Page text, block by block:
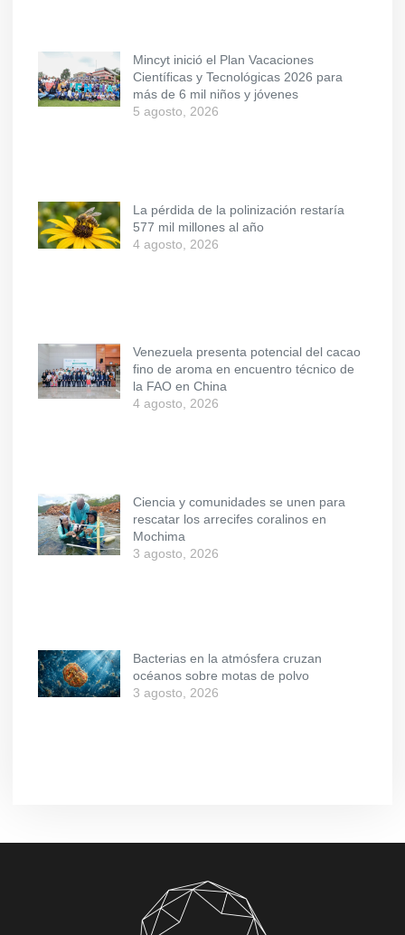
Mincyt inició el Plan Vacaciones
Científicas y Tecnológicas 2026 para
más de 6 mil niños y jóvenes
5 agosto, 2026
La pérdida de la polinización restaría
577 mil millones al año
4 agosto, 2026
Venezuela presenta potencial del cacao
fino de aroma en encuentro técnico de
la FAO en China
4 agosto, 2026
Ciencia y comunidades se unen para
rescatar los arrecifes coralinos en
Mochima
3 agosto, 2026
Bacterias en la atmósfera cruzan
océanos sobre motas de polvo
3 agosto, 2026